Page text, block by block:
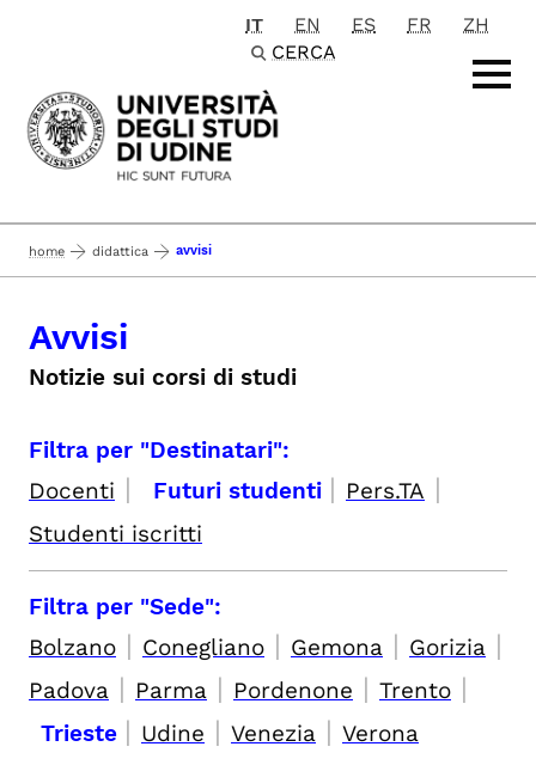
Passa al contenuto principale
IT EN ES FR
ZH
CERCA
home didattica avvisi
Avvisi
Notizie sui corsi di studi
Filtra per "Destinatari":
Docenti | Futuri studenti | Pers.TA |
Studenti iscritti
Filtra per "Sede":
Bolzano | Conegliano | Gemona | Gorizia |
Padova | Parma | Pordenone | Trento |
Trieste | Udine | Venezia | Verona